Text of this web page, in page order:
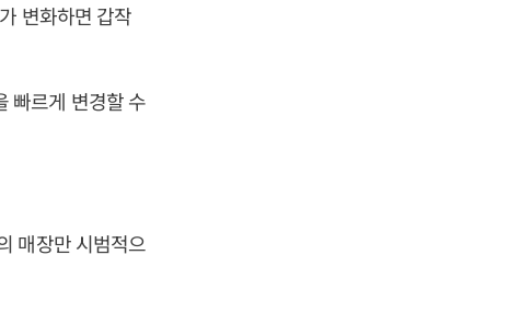
변화하면 갑작
빠르게 변경할 수
매장만 시범적으